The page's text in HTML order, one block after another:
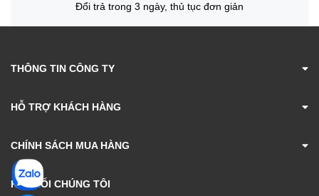
Đổi trả trong 3 ngày, thủ tục đơn giản
THÔNG TIN CÔNG TY
HỖ TRỢ KHÁCH HÀNG
CHÍNH SÁCH MUA HÀNG
KẾT NỐI CHÚNG TÔI